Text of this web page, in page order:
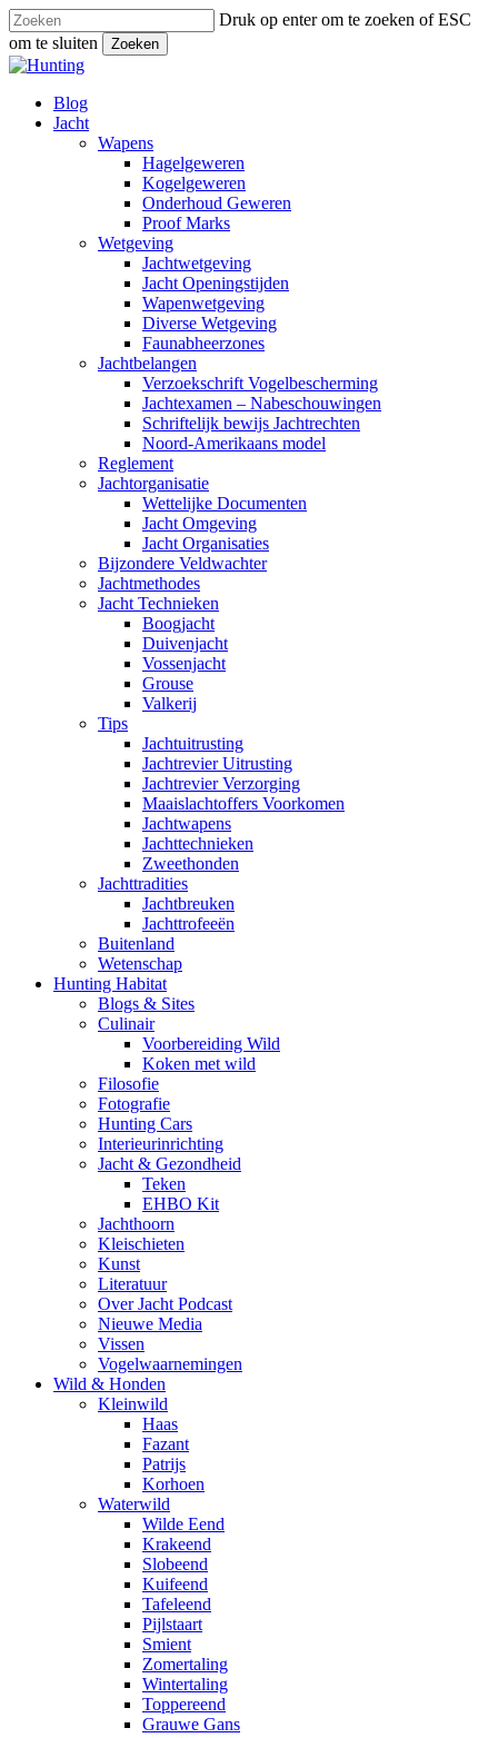
Sla
naar
hoofdinhoud
Druk op enter om te zoeken of ESC
om te sluiten
Zoeken
Close
Zoeken
Menu
Blog
Jacht
Wapens
Hagelgeweren
Kogelgeweren
Onderhoud Geweren
Proof Marks
Wetgeving
Jachtwetgeving
Jacht Openingstijden
Wapenwetgeving
Diverse Wetgeving
Faunabheerzones
Jachtbelangen
Verzoekschrift Vogelbescherming
Jachtexamen – Nabeschouwingen
Schriftelijk bewijs Jachtrechten
Noord-Amerikaans model
Reglement
Jachtorganisatie
Wettelijke Documenten
Jacht Omgeving
Jacht Organisaties
Bijzondere Veldwachter
Jachtmethodes
Jacht Technieken
Boogjacht
Duivenjacht
Vossenjacht
Grouse
Valkerij
Tips
Jachtuitrusting
Jachtrevier Uitrusting
Jachtrevier Verzorging
Maaislachtoffers Voorkomen
Jachtwapens
Jachttechnieken
Zweethonden
Jachttradities
Jachtbreuken
Jachttrofeeën
Buitenland
Wetenschap
Hunting Habitat
Blogs & Sites
Culinair
Voorbereiding Wild
Koken met wild
Filosofie
Fotografie
Hunting Cars
Interieurinrichting
Jacht & Gezondheid
Teken
EHBO Kit
Jachthoorn
Kleischieten
Kunst
Literatuur
Over Jacht Podcast
Nieuwe Media
Vissen
Vogelwaarnemingen
Wild & Honden
Kleinwild
Haas
Fazant
Patrijs
Korhoen
Waterwild
Wilde Eend
Krakeend
Slobeend
Kuifeend
Tafeleend
Pijlstaart
Smient
Zomertaling
Wintertaling
Toppereend
Grauwe Gans